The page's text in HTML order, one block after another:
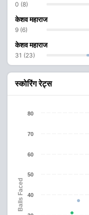
0 (8)
केशव महाराज
9 (6)
केशव महाराज
31 (23)
स्कोरिंग रेट्स
Balls Faced 40
50
60
70
80